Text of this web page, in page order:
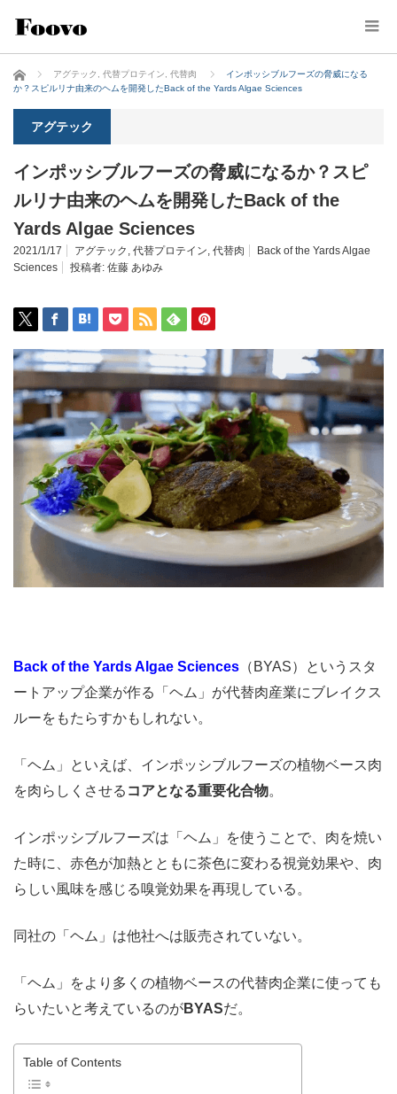
ホーム アグテック 代替プロテイン 代替肉
インポッシブルフーズの脅威になる
か？スピルリナ由来のヘムを開発したBack of the Yards Algae Sciences
アグテック
インポッシブルフーズの脅威になるか？スピ
ルリナ由来のヘムを開発したBack of the
Yards Algae Sciences
2021/1/17 アグテック , 代替プロテイン, 代替肉
Back of the Yards Algae
Sciences
投稿者: 佐藤 あゆみ
Back of the Yards Algae Sciences （BYAS）というスタ
ートアップ企業が作る「ヘム」が代替肉産業にブレイクス
ルーをもたらすかもしれない。
「ヘム」といえば、インポッシブルフーズの植物ベース肉
を肉らしくさせる コアとなる重要化合物。
インポッシブルフーズは「ヘム」を使うことで、肉を焼い
た時に、赤色が加熱とともに茶色に変わる視覚効果や、肉
らしい風味を感じる嗅覚効果を再現している。
同社の「ヘム」は他社へは販売されていない。
「ヘム」をより多くの植物ベースの代替肉企業に使っても
らいたいと考えているのがBYASだ。
Table of Contents